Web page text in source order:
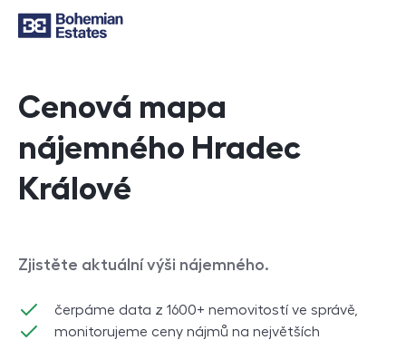
Cenová mapa
nájemného Hradec
Králové
Zjistěte aktuální výši nájemného.
čerpáme data z 1600+ nemovitostí ve správě,
monitorujeme ceny nájmů na největších